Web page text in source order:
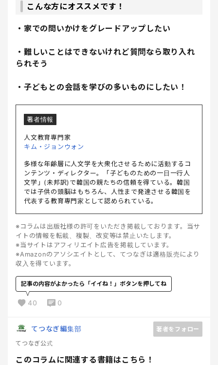
こんな方にオススメです！
・家での問いかけをグレードアップしたい
・難しいことはできないけれど質問なら取り入れ
られそう
・子どもとの会話を学びの多いものにしたい！
著者情報
人文教育専門家
キム・ジョンウォン
多様な年齢層に人文学を大衆化させるために活動するコ
ンテンツ・ディレクター。「子どものための一日一行人
文学」(未邦訳)で韓国の親たちの信頼を得ている。韓国
では子供の頭脳はもちろん、人性まで発達させる韓国を
代表する教育専門家として認められている。
※コラムは出版社様の許可をいただき掲載しております。当サ
イトの情報を転載、複製、改変等は禁止いたします。
※当サイトはアフィリエイト広告を掲載しています。
※Amazonのアソシエイトとして、てつなぎは適格販売により
収入を得ています。
記事の内容がよかったら「イイね！」ボタンを押してね
40 0
てつなぎ編集部
著者をフォロー
てつなぎ公式
このコラムに関連する書籍はこちら！